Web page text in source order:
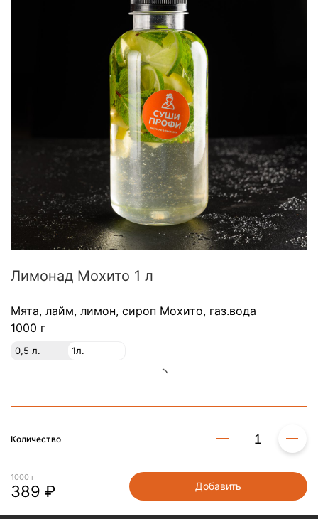
Лимонад Мохито 1 л
Мята, лайм, лимон, сироп Мохито, газ.вода
1000 г
0,5 л. 1л.
Количество
1000 г
389 ₽ Добавить